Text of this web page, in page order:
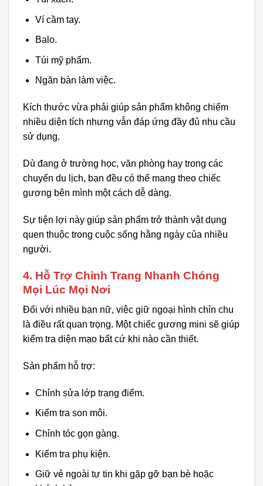
Ví cầm tay.
Balo.
Túi mỹ phẩm.
Ngăn bàn làm việc.
Kích thước vừa phải giúp sản phẩm không chiếm
nhiều diện tích nhưng vẫn đáp ứng đầy đủ nhu cầu
sử dụng.
Dù đang ở trường học, văn phòng hay trong các
chuyến du lịch, bạn đều có thể mang theo chiếc
gương bên mình một cách dễ dàng.
Sự tiện lợi này giúp sản phẩm trở thành vật dụng
quen thuộc trong cuộc sống hằng ngày của nhiều
người.
4. Hỗ Trợ Chỉnh Trang Nhanh Chóng
Mọi Lúc Mọi Nơi
Đối với nhiều bạn nữ, việc giữ ngoại hình chỉn chu
là điều rất quan trọng. Một chiếc gương mini sẽ giúp
kiểm tra diện mạo bất cứ khi nào cần thiết.
Sản phẩm hỗ trợ:
Chỉnh sửa lớp trang điểm.
Kiểm tra son môi.
Chỉnh tóc gọn gàng.
Kiểm tra phụ kiện.
Giữ vẻ ngoài tự tin khi gặp gỡ bạn bè hoặc